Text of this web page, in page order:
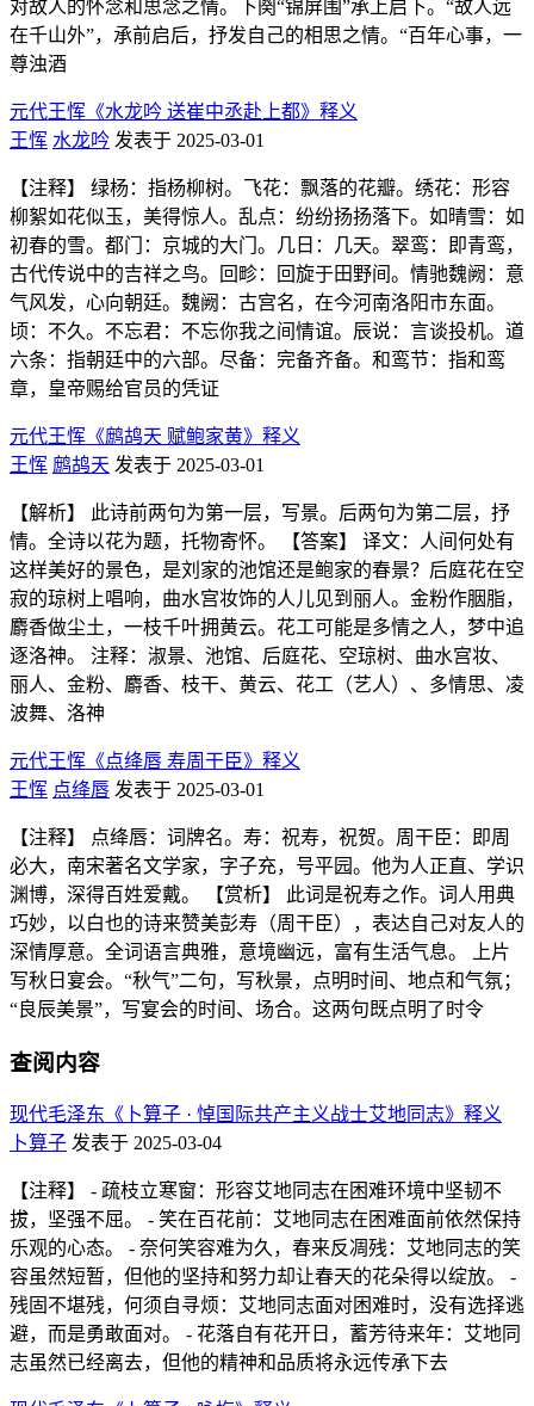
对故人的怀念和思念之情。下阕“锦屏围”承上启下。“故人远
在千山外”，承前启后，抒发自己的相思之情。“百年心事，一
尊浊酒
元代王恽《水龙吟 送崔中丞赴上都》释义
王恽 水龙吟 发表于 2025-03-01
【注释】 绿杨：指杨柳树。飞花：飘落的花瓣。绣花：形容
柳絮如花似玉，美得惊人。乱点：纷纷扬扬落下。如晴雪：如
初春的雪。都门：京城的大门。几日：几天。翠鸾：即青鸾，
古代传说中的吉祥之鸟。回畛：回旋于田野间。情驰魏阙：意
气风发，心向朝廷。魏阙：古宫名，在今河南洛阳市东面。
顷：不久。不忘君：不忘你我之间情谊。辰说：言谈投机。道
六条：指朝廷中的六部。尽备：完备齐备。和鸾节：指和鸾
章，皇帝赐给官员的凭证
元代王恽《鹧鸪天 赋鲍家黄》释义
王恽 鹧鸪天 发表于 2025-03-01
【解析】 此诗前两句为第一层，写景。后两句为第二层，抒
情。全诗以花为题，托物寄怀。 【答案】 译文：人间何处有
这样美好的景色，是刘家的池馆还是鲍家的春景？后庭花在空
寂的琼树上唱响，曲水宫妆饰的人儿见到丽人。金粉作胭脂，
麝香做尘土，一枝千叶拥黄云。花工可能是多情之人，梦中追
逐洛神。 注释：淑景、池馆、后庭花、空琼树、曲水宫妆、
丽人、金粉、麝香、枝干、黄云、花工（艺人）、多情思、凌
波舞、洛神
元代王恽《点绛唇 寿周干臣》释义
王恽 点绛唇 发表于 2025-03-01
【注释】 点绛唇：词牌名。寿：祝寿，祝贺。周干臣：即周
必大，南宋著名文学家，字子充，号平园。他为人正直、学识
渊博，深得百姓爱戴。 【赏析】 此词是祝寿之作。词人用典
巧妙，以白也的诗来赞美彭寿（周干臣），表达自己对友人的
深情厚意。全词语言典雅，意境幽远，富有生活气息。 上片
写秋日宴会。“秋气”二句，写秋景，点明时间、地点和气氛；
“良辰美景”，写宴会的时间、场合。这两句既点明了时令
查阅内容
现代毛泽东《卜算子 · 悼国际共产主义战士艾地同志》释义
卜算子 发表于 2025-03-04
【注释】 - 疏枝立寒窗：形容艾地同志在困难环境中坚韧不
拔，坚强不屈。 - 笑在百花前：艾地同志在困难面前依然保持
乐观的心态。 - 奈何笑容难为久，春来反凋残：艾地同志的笑
容虽然短暂，但他的坚持和努力却让春天的花朵得以绽放。 -
残固不堪残，何须自寻烦：艾地同志面对困难时，没有选择逃
避，而是勇敢面对。 - 花落自有花开日，蓄芳待来年：艾地同
志虽然已经离去，但他的精神和品质将永远传承下去